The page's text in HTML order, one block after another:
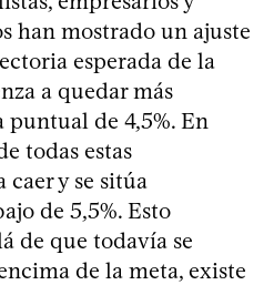
han mostrado un ajuste
esperada de la
a quedar más
puntual de 4,5%. En
todas estas
y se sitúa
de 5,5%. Esto
de que todavía se
de la meta, existe